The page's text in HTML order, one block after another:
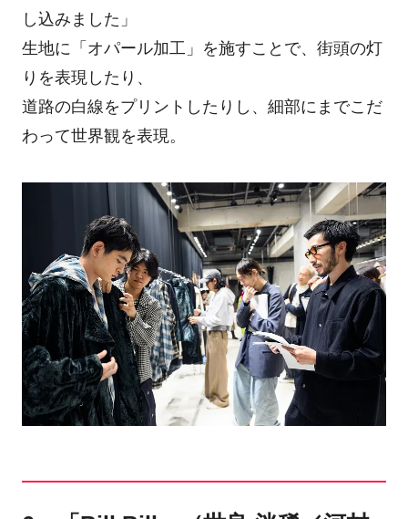
し込みました」
生地に「オパール加工」を施すことで、街頭の灯
りを表現したり、
道路の白線をプリントしたりし、細部にまでこだ
わって世界観を表現。